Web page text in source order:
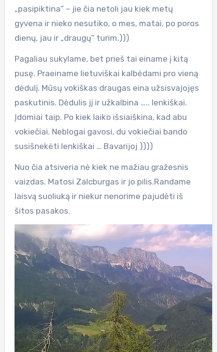
„pasipiktina” – jie čia netoli jau kiek metų
gyvena ir nieko nesutiko, o mes, matai, po poros
dienų, jau ir „draugų” turim.)))
Pagaliau sukylame, bet prieš tai einame į kitą
pusę. Praeiname lietuviškai kalbėdami pro vieną
dėdulį. Mūsų vokiškas draugas eina užsisvajojęs
paskutinis. Dėdulis jį ir užkalbina ….. lenkiškai.
Įdomiai taip. Po kiek laiko išsiaiškina, kad abu
vokiečiai. Neblogai gavosi, du vokiečiai bando
susišnekėti lenkiškai … Bavarijoj ))))
Nuo čia atsiveria nė kiek ne mažiau gražesnis
vaizdas. Matosi Zalcburgas ir jo pilis.Randame
laisvą suoliuką ir niekur nenorime pajudėti iš
šitos pasakos.